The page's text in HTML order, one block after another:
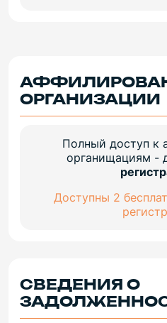
ОРГАНИЗАЦИИ
Полный доступ к
органищациям -
Доступны 2
СВЕДЕНИЯ О